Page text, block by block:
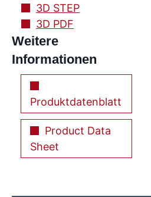
3D STEP
3D PDF
Weitere
Informationen
Produktdatenblatt
Product Data
Sheet